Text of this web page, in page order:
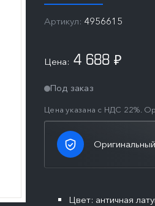
Артикул: 4956615
Цена: 4 688 ₽
Под заказ
Цена указана с НДС 22%.
Цвет: античная